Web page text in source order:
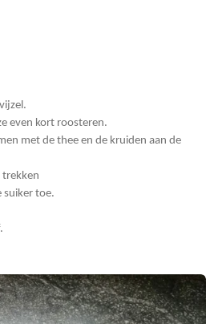
even kort roosteren.
met de thee en de kruiden aan de
trekken
suiker toe.